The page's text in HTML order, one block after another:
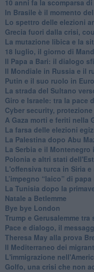
10 anni fa la scomparsa
In Brasile è il momento
Lo spettro delle elezioni
Grecia fuori dalla crisi,
La mutazione libica e la
18 luglio, il giorno di
Il Papa a Bari: il dialogo
Il Mondiale in Russia e il
Putin e il suo ruolo in
La strada del Sultano
Giro e Israele: tra la pace
Cyber security,
A Gaza morti e feriti nella
La farsa delle elezioni
La Palestina dopo Abu
La Serbia e il Montenegro
Polonia e altri stati
L'offensiva turca in Siria e
L’impegno “laico” di
La Tunisia dopo la
Natale a Betlemme
Bye bye London
Trump e Gerusalemme tra
Pace e dialogo, il
Theresa May alla prova
Il Mediterraneo dei
L'immigrazione
Golfo, una crisi che non